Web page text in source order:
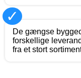
✓
De gængse
forskellige
fra et stort